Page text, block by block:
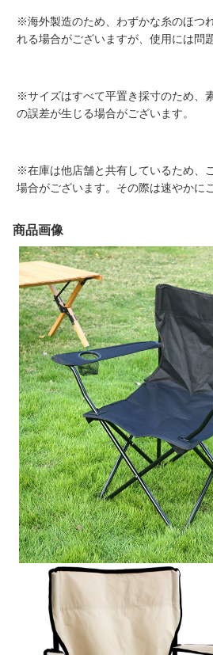
※海外製造のため、わずかな糸のほつ
れる場合がございますが、使用には問
※サイズはすべて平置き採寸のため、
の誤差が生じる場合がございます。
※在庫は他店舗と共有しているため、
場合がございます。その際は速やかに
商品画像